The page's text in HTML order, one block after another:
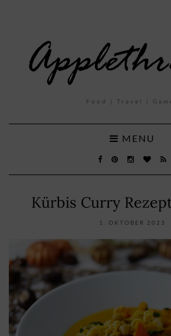
Food | Travel |
MENU
Kürbis Curry
1. OKTOBER 2023